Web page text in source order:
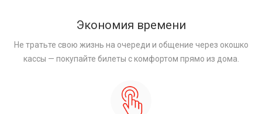
Экономия времени
Не тратьте свою жизнь на очереди и общение через окошко
кассы — покупайте билеты с комфортом прямо из дома.